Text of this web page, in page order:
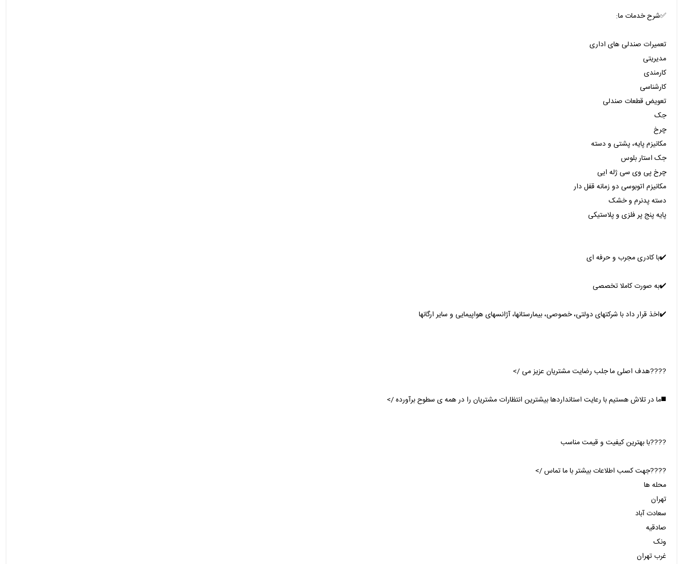
✅شرح خدمات ما:
تعمیرات صندلی های اداری
مدیریتی
کارمندی
کارشناسی
تعویض قطعات صندلی
جک
چرخ
مکانیزم پایه، پشتی و دسته
جک استار بلوس
چرخ پی وی سی ژله ایی
مکانیزم اتوبوسی دو زمانه قفل دار
دسته پدنرم و خشک
پایه پنج پر فلزی و پلاستیکی
✔️با کادری مجرب و حرفه ای
✔️به صورت کاملا تخصصی
✔️اخذ قرار داد با شرکتهای دولتی، خصوصی، بیمارستانها، آژانسهای هواپیمایی و سایر ارگانها
????هدف اصلی ما جلب رضایت مشتریان عزیز می />
◼️ما در تلاش هستیم با رعایت استانداردها بیشترین انتظارات مشتریان را در همه ی سطوح برآورده />
????با بهترین کیفیت و قیمت مناسب
????جهت کسب اطلاعات بیشتر با ما تماس />
محله ها
تهران
سعادت آباد
صادقیه
ونک
غرب تهران